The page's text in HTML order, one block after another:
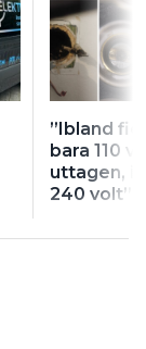
”Ibland
bara 110
uttagen,
240 volt”